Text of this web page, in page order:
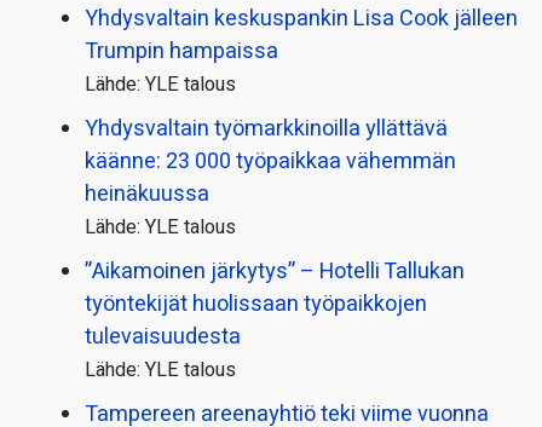
Yhdysvaltain keskuspankin Lisa Cook jälleen
Trumpin hampaissa
Lähde: YLE talous
Yhdysvaltain työmarkkinoilla yllättävä
käänne: 23 000 työpaikkaa vähemmän
heinäkuussa
Lähde: YLE talous
”Aikamoinen järkytys” – Hotelli Tallukan
työntekijät huolissaan työpaikkojen
tulevaisuudesta
Lähde: YLE talous
Tampereen areenayhtiö teki viime vuonna